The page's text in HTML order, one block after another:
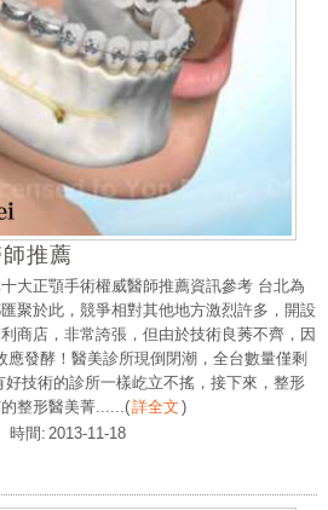
推薦
大正顎手術權威醫師推薦資訊參考 台北為
聚於此，競爭相對其他地方激烈許多，開設
商店，非常誇張，但由於技術良莠不齊，因
應發酵！醫美診所現倒閉潮，全台數量僅剩
好技術的診所一樣屹立不搖，接下來，整形
整形醫美菁...... (詳全文 )
時間: 2013-11-18